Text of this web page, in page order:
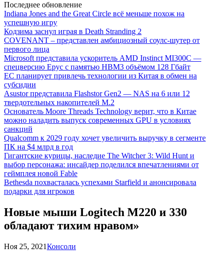
Последнее обновление
Indiana Jones and the Great Circle всё меньше похож на
успешную игру
Кодзима заснул играя в Death Stranding 2
COVENANT – представлен амбициозный соулс-шутер от
первого лица
Microsoft представила ускоритель AMD Instinct MI300C —
спецверсию Epyc с памятью HBM3 объёмом 128 Гбайт
ЕС планирует привлечь технологии из Китая в обмен на
субсидии
Asustor представила Flashstor Gen2 — NAS на 6 или 12
твердотельных накопителей M.2
Основатель Moore Threads Technology верит, что в Китае
можно наладить выпуск современных GPU в условиях
санкций
Qualcomm к 2029 году хочет увеличить выручку в сегменте
ПК на $4 млрд в год
Гигантские курицы, наследие The Witcher 3: Wild Hunt и
выбор персонажа: инсайдер поделился впечатлениями от
геймплея новой Fable
Bethesda похвасталась успехами Starfield и анонсировала
подарки для игроков
Новые мыши Logitech M220 и 330
обладают тихим нравом»
Ноя 25, 2021Консоли